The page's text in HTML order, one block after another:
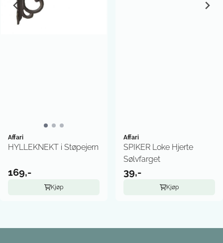
Affari
HYLLEKNEKT i Støpejern
169,-
Kjøp
Affari
SPIKER Loke Hjerte
Sølvfarget
39,-
Kjøp